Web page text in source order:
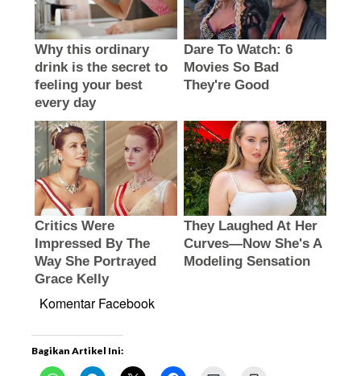
Komentar Facebook
Bagikan Artikel Ini: